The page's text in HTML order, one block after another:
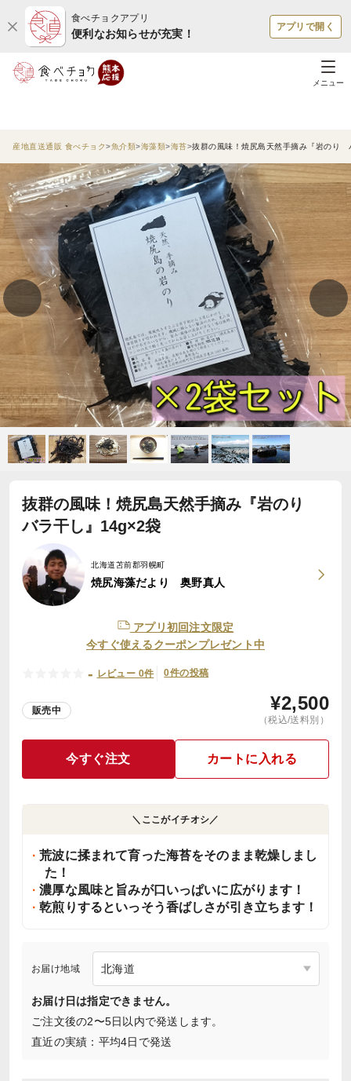
食べチョクアプリ
便利なお知らせが充実！
アプリで開く
メニュー
産地直送通販 食べチョク 魚介類 海藻類 海苔 抜群の風味！焼尻島天然手摘み『岩のり
抜群の風味！焼尻島天然手摘み『岩のり
バラ干し』14g×2袋
北海道苫前郡羽幌町
焼尻海藻だより 奥野真人
アプリ初回注文限定
今すぐ使えるクーポンプレゼント中
- レビュー 0件 0件の投稿
販売中 ¥2,500
（税込/送料別）
今すぐ注文 カートに入れる
＼ここがイチオシ／
荒波に揉まれて育った海苔をそのまま乾燥しまし
た！
濃厚な風味と旨みが口いっぱいに広がります！
乾煎りするといっそう香ばしさが引き立ちます！
お届け地域
お届け日は指定できません。
ご注文後の2〜5日以内で発送します。
直近の実績：平均4日で発送